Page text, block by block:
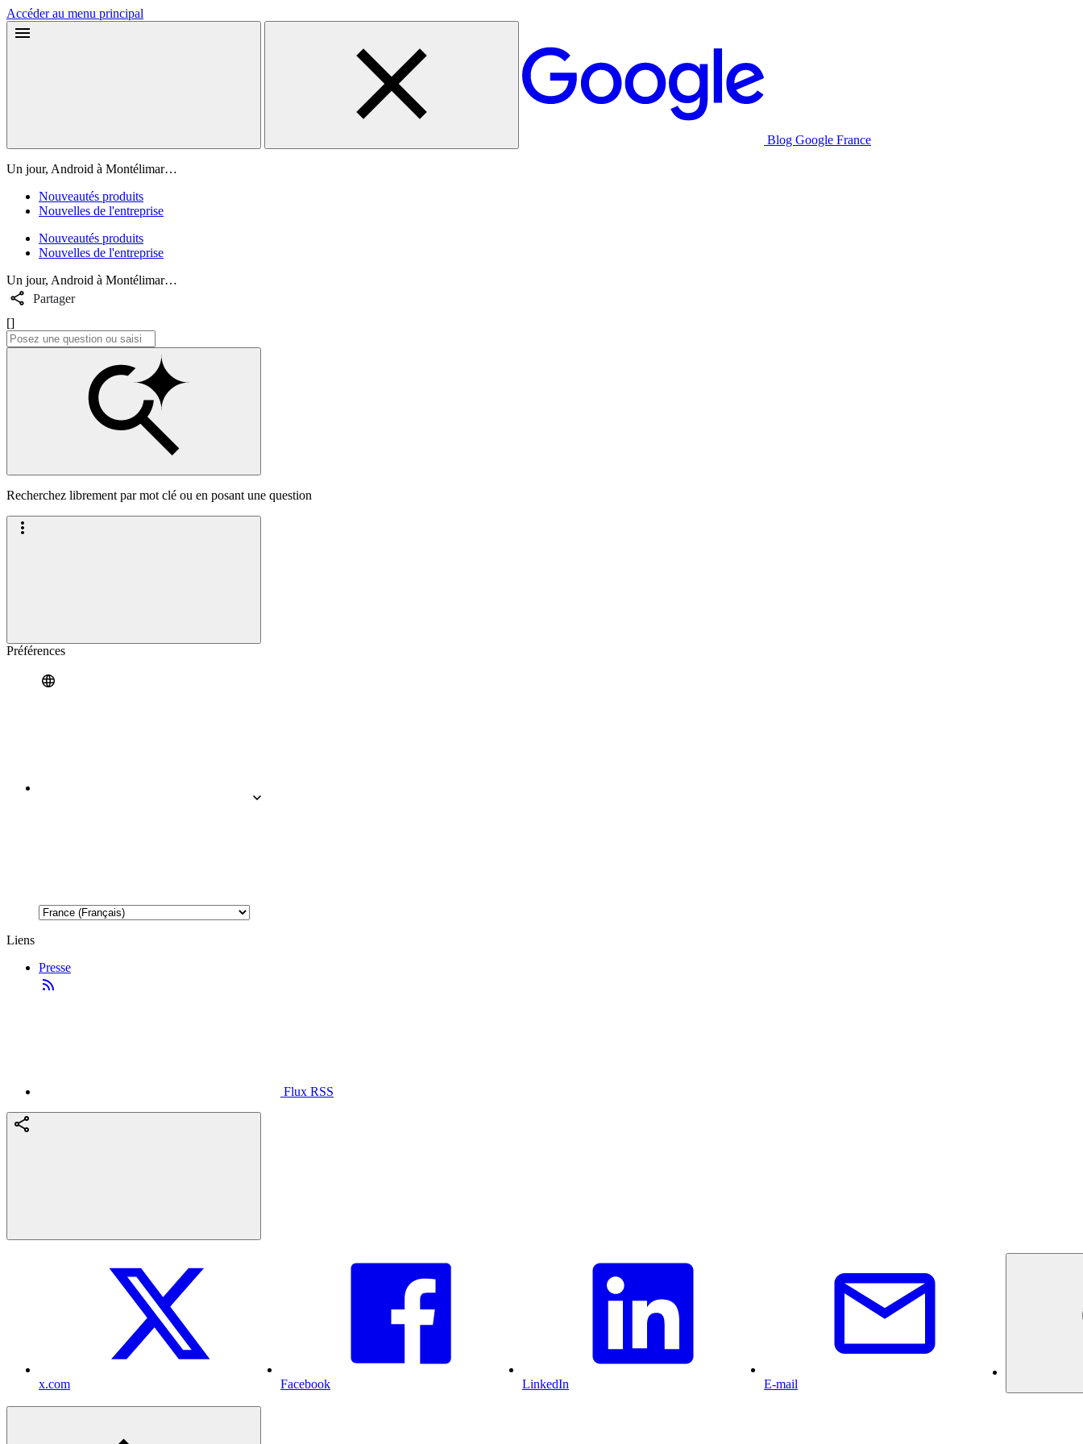
Accéder au menu principal
Blog Google France
Un jour, Android à Montélimar…
Nouveautés produits
Nouvelles de l'entreprise
Nouveautés produits
Nouvelles de l'entreprise
Un jour, Android à Montélimar…
Partager
[]
Recherchez librement par mot clé ou en posant une question
Préférences
Liens
Presse
Flux RSS
x.com Facebook LinkedIn E-mail